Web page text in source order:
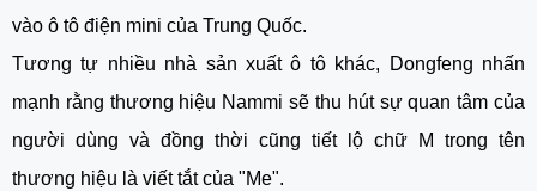
vào ô tô điện mini của Trung Quốc.
Tương tự nhiều nhà sản xuất ô tô khác, Dongfeng nhấn
mạnh rằng thương hiệu Nammi sẽ thu hút sự quan tâm của
người dùng và đồng thời cũng tiết lộ chữ M trong tên
thương hiệu là viết tắt của "Me".